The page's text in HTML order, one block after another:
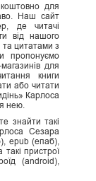
для
Наш сайт
де читачі
від нашого
та цитатами з
пропонуємо
для
книги
або читати
Карлоса
нею.
знайти такі
Сезара
epub (епаб),
пристрої
(android),